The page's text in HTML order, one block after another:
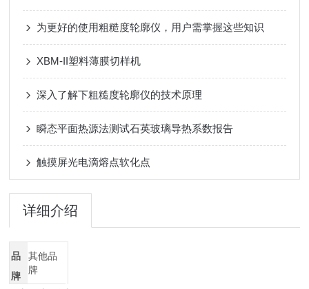
为更好的使用粗糙度轮廓仪，用户需掌握这些知识
XBM-II塑料薄膜切样机
深入了解下粗糙度轮廓仪的技术原理
瞬态平面热源法测试石英玻璃导热系数报告
触摸屏光电滴熔点软化点
详细介绍
品
牌
其他品
牌